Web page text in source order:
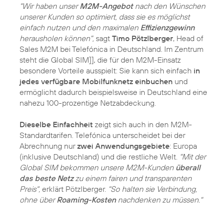
"Wir haben unserM2M-Angebotnach den Wünschen
unserer Kunden so optimiert, dass sie es möglichst
einfach nutzen und den maximalen Effizienzgewinn
herausholen können", sagt Timo Pötzlberger, Head of
Sales M2M bei Telefónica in Deutschland. Im Zentrum
steht die Global SIM]], die für den M2M-Einsatz
besondere Vorteile ausspielt: Sie kann sich einfach in
jedes verfügbare Mobilfunknetz einbuchen und
ermöglicht dadurch beispielsweise in Deutschland eine
nahezu 100-prozentige Netzabdeckung.
Dieselbe Einfachheit zeigt sich auch in den M2M-
Standardtarifen. Telefónica unterscheidet bei der
Abrechnung nurzwei Anwendungsgebiete: Europa
(inklusive Deutschland) und die restliche Welt. "Mit der
Global SIM bekommen unsere M2M-Kunden überall
das beste Netzzu einem fairen und transparenten
Preis", erklärt Pötzlberger. "So halten sie Verbindung,
ohne überRoaming-Kostennachdenken zu müssen."